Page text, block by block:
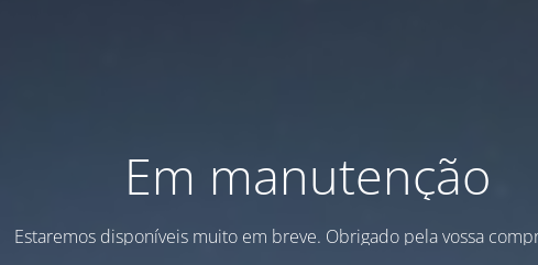
Em manutenção
Estaremos disponíveis muito em breve. Obrigado pela vossa